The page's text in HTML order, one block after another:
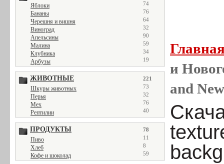
Яблоки 74
Бананы 76
Черешня и вишня 64
Виноград 32
Апельсины 90
Малина 59
Клубника 34
Арбузы 19
ЖИВОТНЫЕ 221
Шкуры животных 73
Перья 32
Мех 76
Рептилии 40
ПРОДУКТЫ 78
Пиво 11
Хлеб 8
Кофе и шоколад 59
и
and